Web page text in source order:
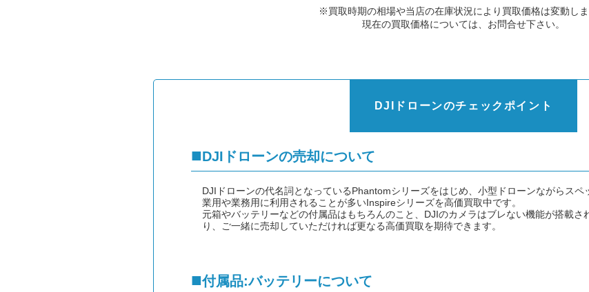
※買取時期の相場や当店の在庫状況により買取価格は変動しま
現在の買取価格については、お問合せ下さい。
DJIドローンのチェックポイント
DJIドローンの売却について
DJIドローンの代名詞となっているPhantomシリーズをはじめ、小型ドローンながらス
業用や業務用に利用されることが多いInspireシリーズを高価買取中です。
元箱やバッテリーなどの付属品はもちろんのこと、DJIのカメラはブレない機能が搭載さ
り、ご一緒に売却していただければ更なる高価買取を期待できます。
付属品:バッテリーについて